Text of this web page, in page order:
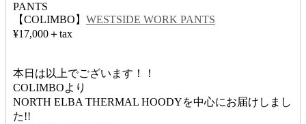
PANTS
【COLIMBO】 WESTSIDE WORK PANTS
¥17,000＋tax
本日は以上でございます！！
COLIMBOより
NORTH ELBA THERMAL HOODYを中心にお届けしまし
た!!